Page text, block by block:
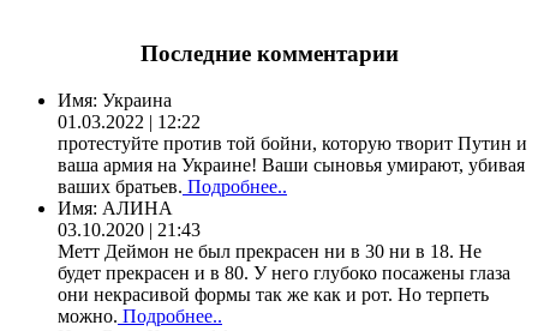
Последние комментарии
Имя: Украина
01.03.2022 | 12:22
протестуйте против той бойни, которую творит Путин и
ваша армия на Украине! Ваши сыновья умирают, убивая
ваших братьев. Подробнее..
Имя: АЛИНА
03.10.2020 | 21:43
Метт Деймон не был прекрасен ни в 30 ни в 18. Не
будет прекрасен и в 80. У него глубоко посажены глаза
они некрасивой формы так же как и рот. Но терпеть
можно. Подробнее..